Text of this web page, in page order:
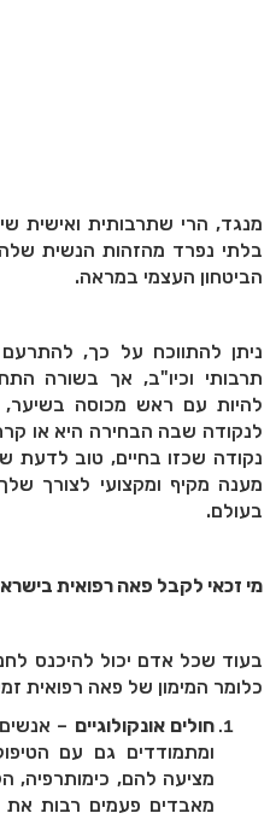
מנגד, הרי שתרבותית ואישית
בלתי נפרד מהזהות הנשית
הביטחון העצמי במראה.
ניתן להתווכח על כך, להתרעם
תרבותי וכיו"ב, אך בשורה
להיות עם ראש מכוסה בשיער,
לנקודה שבה הבחירה היא או
נקודה שכזו בחיים, טוב לדעת
מענה מקיף ומקצועי לצורך
בעולם.
מי זכאי לקבל פאה רפואית
בעוד שכל אדם יכול להיכנס
כלומר המימון של פאה רפואית
חולים אונקולוגיים– אנשים
ומתמודדים גם עם
מציעה להם, כימותרפיה,
מאבדים פעמים רבות